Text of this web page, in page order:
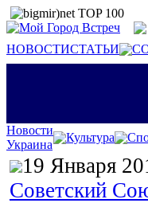
НОВОСТИСТАТЬИ
Новости
Украина
Культура
19 Января
Советский